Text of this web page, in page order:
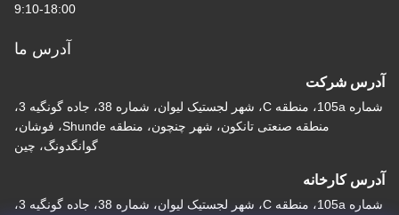
9:10-18:00
آدرس ما
آدرس شرکت
شماره 105a، منطقه C، شهر لجستیک لیوان، شماره 38، جاده گونگیه 3،
منطقه صنعتی تانکون، شهر چنچون، منطقه Shunde، فوشان،
گوانگدونگ، چین
آدرس کارخانه
شماره 105a، منطقه C، شهر لجستیک لیوان، شماره 38، جاده گونگیه 3،